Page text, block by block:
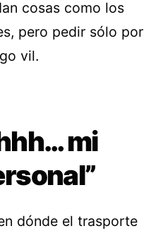
cosas como los
pero pedir sólo por
vil.
mi
dónde el trasporte